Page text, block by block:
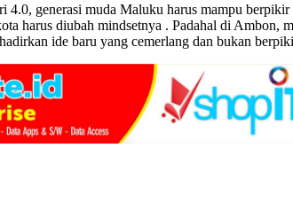
4.0, generasi muda Maluku harus mampu
harus diubah mindsetnya . Padahal di
ide baru yang cemerlang dan bukan